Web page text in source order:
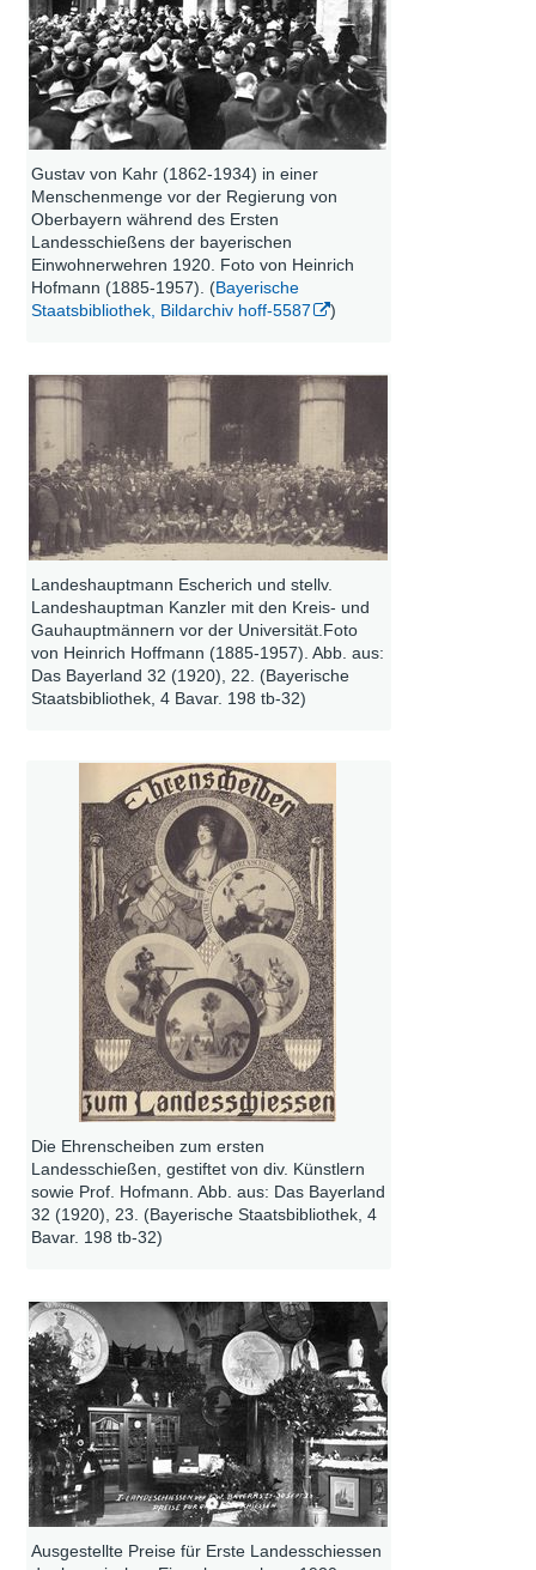
Gustav von Kahr (1862-1934) in einer
Menschenmenge vor der Regierung von
Oberbayern während des Ersten
Landesschießens der bayerischen
Einwohnerwehren 1920. Foto von Heinrich
Hofmann (1885-1957). (Bayerische
Staatsbibliothek, Bildarchiv hoff-5587
)
Landeshauptmann Escherich und stellv.
Landeshauptman Kanzler mit den Kreis- und
Gauhauptmännern vor der Universität.Foto
von Heinrich Hoffmann (1885-1957). Abb. aus:
Das Bayerland 32 (1920), 22. (Bayerische
Staatsbibliothek, 4 Bavar. 198 tb-32)
Die Ehrenscheiben zum ersten
Landesschießen, gestiftet von div. Künstlern
sowie Prof. Hofmann. Abb. aus: Das Bayerland
32 (1920), 23. (Bayerische Staatsbibliothek, 4
Bavar. 198 tb-32)
Ausgestellte Preise für Erste Landesschiessen